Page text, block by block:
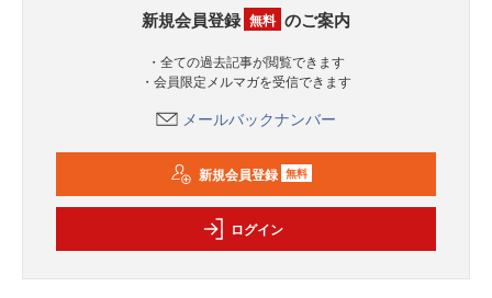
新規会員登録 無料 のご案内
・全ての過去記事が閲覧できます
・会員限定メルマガを受信できます
メールバックナンバー
新規会員登録 無料
ログイン